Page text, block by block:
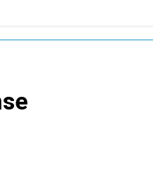
y llega una ola de frío
Milei
Ocampo, tras la